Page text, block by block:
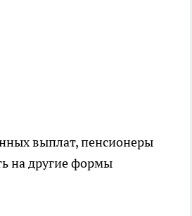
выплат, пенсионеры
на другие формы